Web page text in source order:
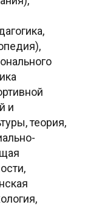
и
теория,